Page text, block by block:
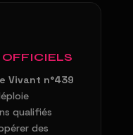
Vivant n°439
qualifiés
des